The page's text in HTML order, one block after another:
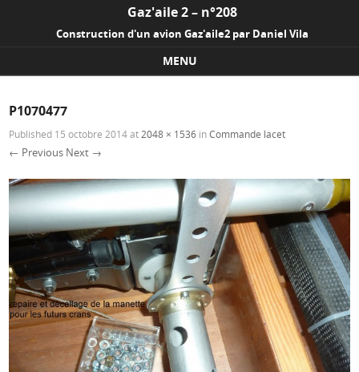
Gaz'aile 2 – n°208
Construction d'un avion Gaz'aile2 par Daniel Vila
MENU
P1070477
Published 15 octobre 2014at 2048 × 1536 inCommande lacet
← Previous Next →